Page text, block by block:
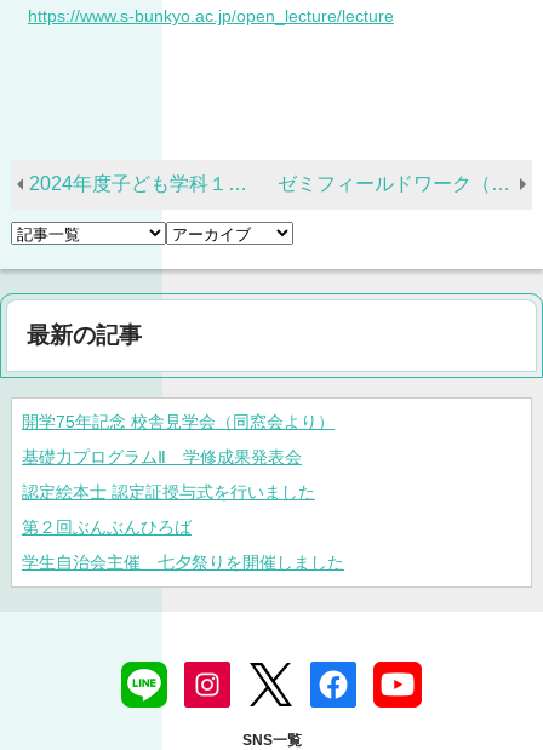
https://www.s-bunkyo.ac.jp/open_lecture/lecture
2024年度子ども学科１年生保護者懇談会 ゼミフィールドワーク（源氏ゼミ）to 京都府宇治市
最新の記事
開学75年記念 校舎見学会（同窓会より）
基礎力プログラムⅡ 学修成果発表会
認定絵本士 認定証授与式を行いました
第２回ぶんぶんひろば
学生自治会主催 七夕祭りを開催しました
SNS一覧